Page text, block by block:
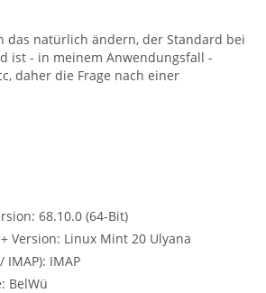
das natürlich ändern, der Standard bei
ist - in meinem Anwendungsfall -
daher die Frage nach einer
68.10.0 (64-Bit)
Version: Linux Mint 20 Ulyana
IMAP): IMAP
BelWü